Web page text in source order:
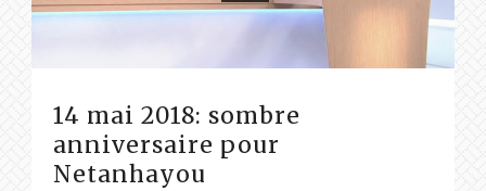
14 mai 2018: sombre
anniversaire pour
Netanhayou